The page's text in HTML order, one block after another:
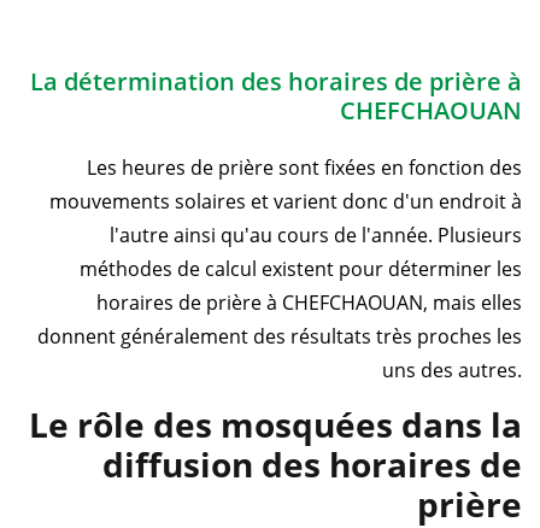
La détermination des horaires de prière à
CHEFCHAOUAN
Les heures de prière sont fixées en fonction des
mouvements solaires et varient donc d'un endroit à
l'autre ainsi qu'au cours de l'année. Plusieurs
méthodes de calcul existent pour déterminer les
horaires de prière à CHEFCHAOUAN, mais elles
donnent généralement des résultats très proches les
uns des autres.
Le rôle des mosquées dans la
diffusion des horaires de
prière